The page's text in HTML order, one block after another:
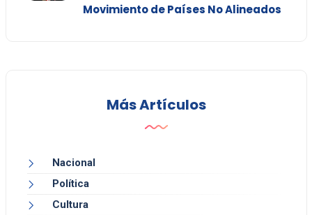
Movimiento de Países No Alineados
Más Artículos
Nacional
Política
Cultura